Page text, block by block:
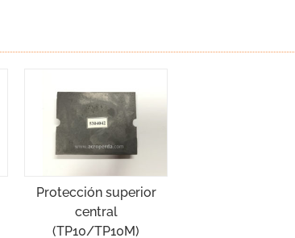
Protección superior
central
(TP10/TP10M)